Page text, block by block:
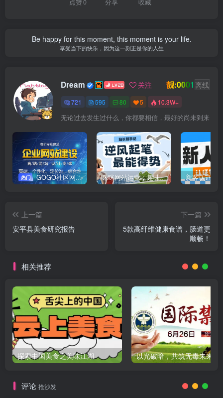
点赞0 分享 收藏
Be happy for this moment, this moment is your life.
享受当下的快乐，因为这一刻正是你的人生
Dream 关注 靓:0001 离线
721 595 80 5 10.3W+
无论过去发生过什么，你都要相信，最好的尚未到来
热门 GOGO社区网站搭建(自助服务) 咪咪网站运营：趣味性悄悄飘起的成功风头 新客认证优
上一篇
安平县美食研究报告
下一篇
5款高纤维健康食谱，肠道更
顺畅！
相关推荐
探索中国美食之美味江湖
评论 抢沙发